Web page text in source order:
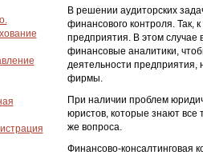
В решении аудиторских
финансового контроля. Так,
предприятия. В этом случае
финансовые аналитики,
деятельности предприятия,
фирмы.
При наличии проблем
юристов, которые знают все
же вопроса.
Финансово-консалтинговая